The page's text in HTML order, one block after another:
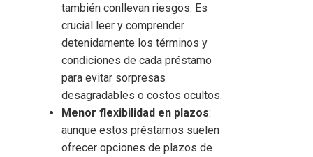
también conllevan riesgos. Es
crucial leer y comprender
detenidamente los términos y
condiciones de cada préstamo
para evitar sorpresas
desagradables o costos ocultos.
Menor flexibilidad en plazos:
aunque estos préstamos suelen
ofrecer opciones de plazos de